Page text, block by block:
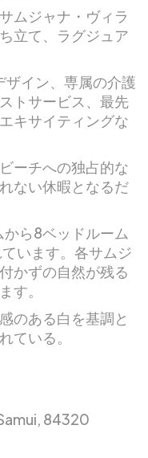
ムジャナ・ヴィラ
立て、ラグジュア
イン、専属の介護
トサービス、最先
キサイティングな
ーチへの独占的な
ない休暇となるだ
ら8ベッドルーム
います。各サムジ
かずの自然が残る
す。
のある白を基調と
ている。
84320